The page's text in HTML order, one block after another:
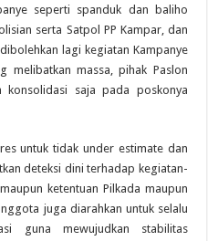
seperti spanduk dan baliho
serta Satpol PP Kampar, dan
lagi kegiatan Kampanye
melibatkan massa, pihak Paslon
konsolidasi saja pada poskonya
untuk tidak under estimate dan
deteksi dini terhadap kegiatan-
ketentuan Pilkada maupun
juga diarahkan untuk selalu
guna mewujudkan stabilitas